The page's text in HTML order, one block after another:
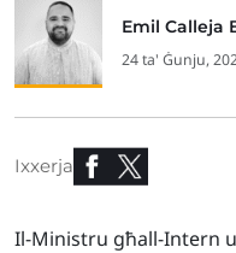
Emil Calleja
24 ta' Ġunju,
Ixxerja
Il-Ministru għall-Intern